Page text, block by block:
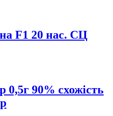
F1 20 нас. СЦ
90% схожість